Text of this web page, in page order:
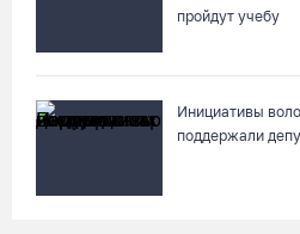
пройдут учебу
Инициативы
поддержали